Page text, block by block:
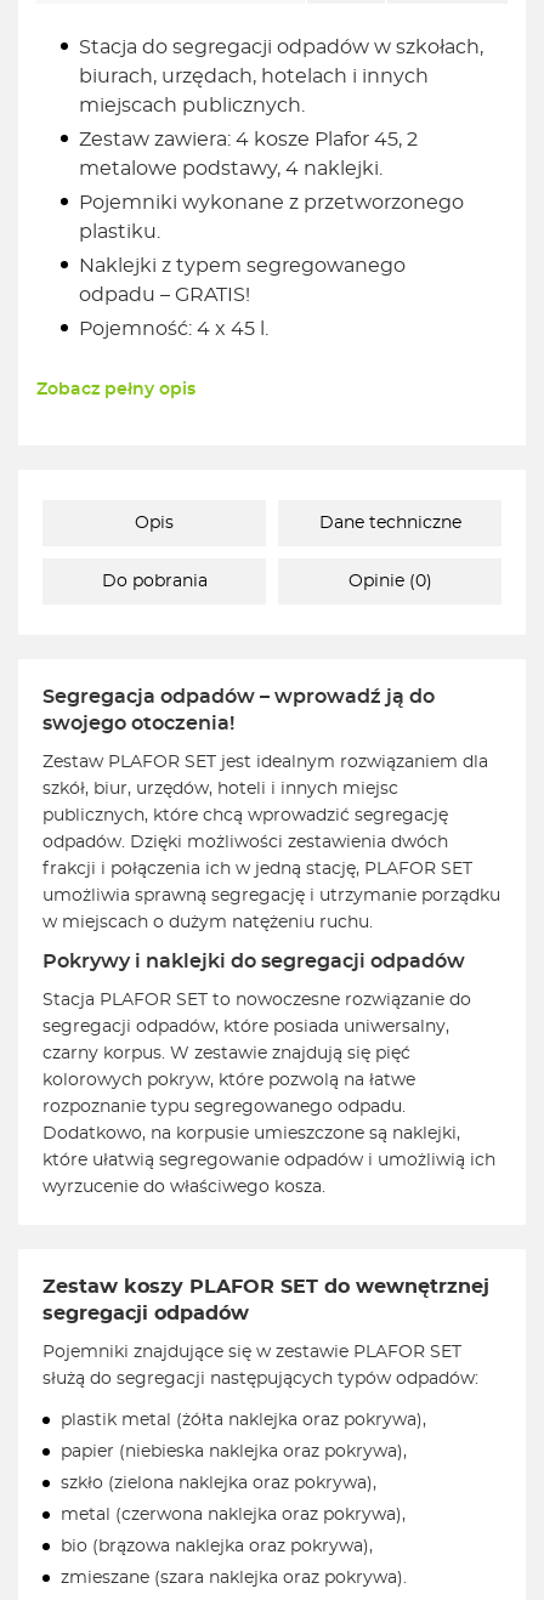
Stacja do segregacji odpadów w szkołach,
biurach, urzędach, hotelach i innych
miejscach publicznych.
Zestaw zawiera: 4 kosze Plafor 45, 2
metalowe podstawy, 4 naklejki.
Pojemniki wykonane z przetworzonego
plastiku.
Naklejki z typem segregowanego
odpadu – GRATIS!
Pojemność: 4 x 45 l.
Zobacz pełny opis
Opis Dane techniczne
Do pobrania Opinie (0)
Segregacja odpadów – wprowadź ją do
swojego otoczenia!
Zestaw PLAFOR SET jest idealnym rozwiązaniem dla
szkół, biur, urzędów, hoteli i innych miejsc
publicznych, które chcą wprowadzić segregację
odpadów. Dzięki możliwości zestawienia dwóch
frakcji i połączenia ich w jedną stację, PLAFOR SET
umożliwia sprawną segregację i utrzymanie porządku
w miejscach o dużym natężeniu ruchu.
Pokrywy i naklejki do segregacji odpadów
Stacja PLAFOR SET to nowoczesne rozwiązanie do
segregacji odpadów, które posiada uniwersalny,
czarny korpus. W zestawie znajdują się pięć
kolorowych pokryw, które pozwolą na łatwe
rozpoznanie typu segregowanego odpadu.
Dodatkowo, na korpusie umieszczone są naklejki,
które ułatwią segregowanie odpadów i umożliwią ich
wyrzucenie do właściwego kosza.
Zestaw koszy PLAFOR SET do wewnętrznej
segregacji odpadów
Pojemniki znajdujące się w zestawie PLAFOR SET
służą do segregacji następujących typów odpadów:
plastik metal (żółta naklejka oraz pokrywa),
papier (niebieska naklejka oraz pokrywa),
szkło (zielona naklejka oraz pokrywa),
metal (czerwona naklejka oraz pokrywa),
bio (brązowa naklejka oraz pokrywa),
zmieszane (szara naklejka oraz pokrywa).